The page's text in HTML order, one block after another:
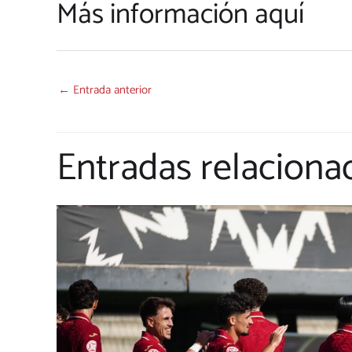
Más información aquí
← Entrada anterior
Entradas